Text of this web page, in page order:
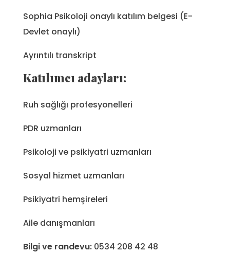
Sophia Psikoloji onaylı katılım belgesi (E-
Devlet onaylı)
Ayrıntılı transkript
Katılımcı adayları:
Ruh sağlığı profesyonelleri
PDR uzmanları
Psikoloji ve psikiyatri uzmanları
Sosyal hizmet uzmanları
Psikiyatri hemşireleri
Aile danışmanları
Bilgi ve randevu: 0534 208 42 48